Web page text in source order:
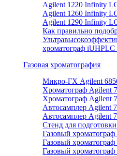
Agilent 1220 Infinity
Agilent 1260 Infinity
Agilent 1290 Infinity
Как правильно
хроматограф iUHPLC
Газовая хроматография
Микро-ГХ Agilent
Хроматограф Agilent
Хроматограф Agilent
Автосамплер Agilent
Автосамплер Agilent
Стенд для
Газовый
Газовый хроматограф
Газовый